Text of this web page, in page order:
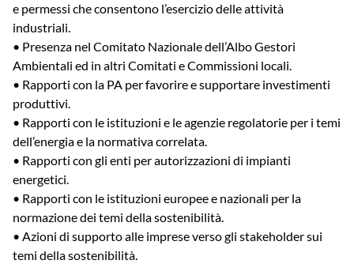
e permessi che consentono l’esercizio delle attività
industriali.
• Presenza nel Comitato Nazionale dell’Albo Gestori
Ambientali ed in altri Comitati e Commissioni locali.
• Rapporti con la PA per favorire e supportare investimenti
produttivi.
• Rapporti con le istituzioni e le agenzie regolatorie per i temi
dell’energia e la normativa correlata.
• Rapporti con gli enti per autorizzazioni di impianti
energetici.
• Rapporti con le istituzioni europee e nazionali per la
normazione dei temi della sostenibilità.
• Azioni di supporto alle imprese verso gli stakeholder sui
temi della sostenibilità.